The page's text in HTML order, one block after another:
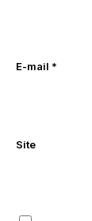
E-mail *
Site